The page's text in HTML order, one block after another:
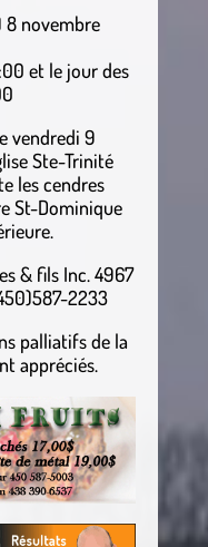
novembre
et le jour des
vendredi 9
Ste-Trinité
les cendres
St-Dominique
& fils Inc. 4967
2233
palliatifs de la
appréciés.